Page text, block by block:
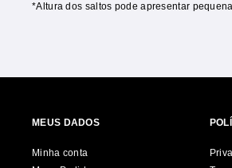
*Altura dos saltos pode apresentar
MEUS DADOS
Minha conta